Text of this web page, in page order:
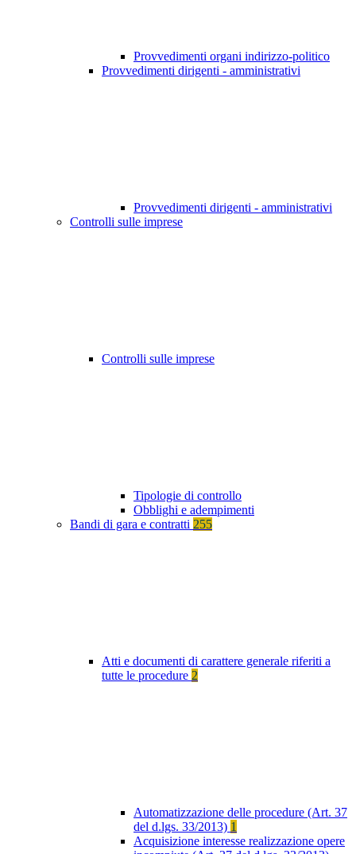
Provvedimenti organi indirizzo-politico
Provvedimenti dirigenti - amministrativi
Provvedimenti dirigenti - amministrativi
Controlli sulle imprese
Controlli sulle imprese
Tipologie di controllo
Obblighi e adempimenti
Bandi di gara e contratti 255
Atti e documenti di carattere generale riferiti a
tutte le procedure 2
Automatizzazione delle procedure (Art. 37
del d.lgs. 33/2013) 1
Acquisizione interesse realizzazione opere